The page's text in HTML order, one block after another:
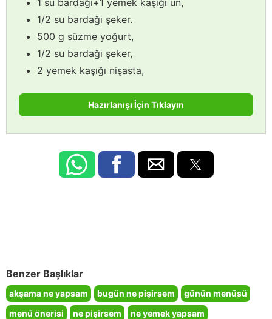
1/2 su bardağı şeker.
500 g süzme yoğurt,
1/2 su bardağı şeker,
2 yemek kaşığı nişasta,
Hazırlanışı İçin Tıklayın
Benzer Başlıklar
akşama ne yapsam bugün ne pişirsem
günün menüsü
menü önerisi
ne pişirsem
ne yemek yapsam